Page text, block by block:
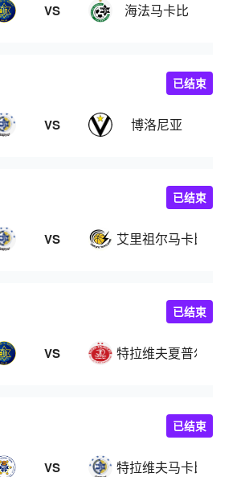
VS 海法马卡比
VS 博洛尼亚
已结束
VS 艾里祖尔马卡比
已结束
VS 特拉维夫夏普尔
已结束
VS 特拉维夫马卡比
已结束